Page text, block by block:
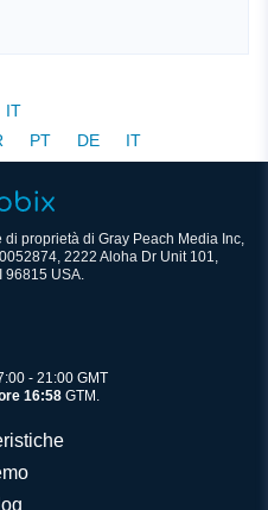
IT
PT DE IT
proprietà di Gray Peach Media Inc,
2222 Aloha Dr Unit 101,
96815 USA.
- 21:00 GMT
16:58 GTM.